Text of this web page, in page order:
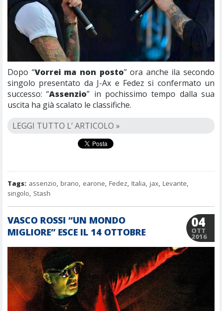
Dopo “Vorrei ma non posto” ora anche ila secondo
singolo presentato da J-Ax e Fedez si confermato un
successo: “Assenzio” in pochissimo tempo dalla sua
uscita ha già scalato le classifiche.
LEGGI TUTTO L’ ARTICOLO »
Tags: assenzio, brano, earone, Fedez, Italia, jax, Levante,
singolo, Stash
VASCO ROSSI “UN MONDO
MIGLIORE” ESCE IL 14 OTTOBRE
04
OTT
2016